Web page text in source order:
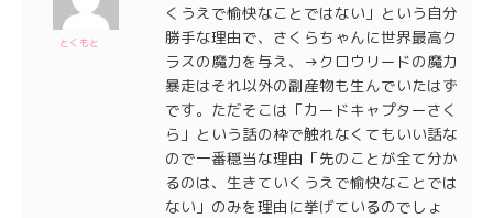
とくもと
くうえで愉快なことではない」という自分
勝手な理由で、さくらちゃんに世界最高ク
ラスの魔力を与え、→クロウリードの魔力
暴走はそれ以外の副産物も生んでいたはず
です。ただそこは「カードキャプターさく
ら」という話の枠で触れなくてもいい話な
ので一番穏当な理由「先のことが全て分か
るのは、生きていくうえで愉快なことでは
ない」のみを理由に挙げているのでしょ